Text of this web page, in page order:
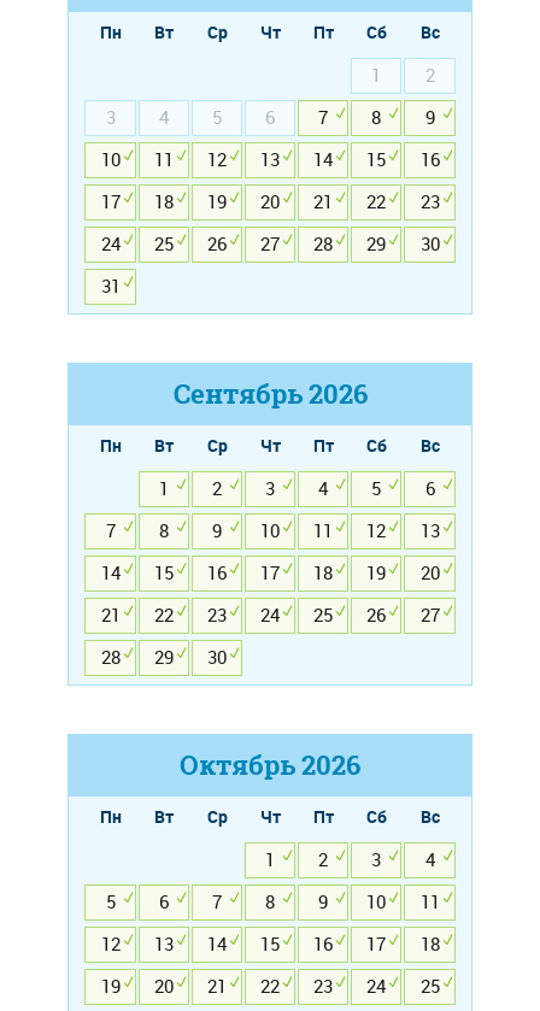
Пн Вт Ср Чт Пт Сб
Вс
1
2
3
4 5 6 7 8
9
10
11 12 13 14 15
16
17
18 19 20 21 22
23
24
25 26 27 28 29
30
31
Сентябрь2026
Пн Вт Ср Чт Пт Сб
Вс
1
2 3 4 5
6
7
8 9 10 11 12
13
14
15 16 17 18 19
20
21
22 23 24 25 26
27
28
29 30
Октябрь2026
Пн Вт Ср Чт Пт Сб
Вс
1
2 3
4
5
6 7 8 9 10
11
12
13 14 15 16 17
18
19
20 21 22 23 24
25